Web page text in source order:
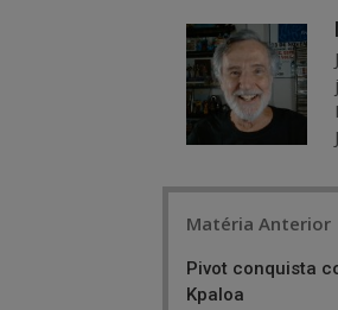
Matéria Anterior
Pivot conquista
Kpaloa